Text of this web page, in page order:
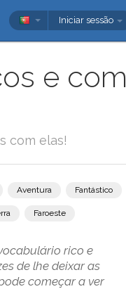
Iniciar sessão
e com
com elas!
Aventura Fantástico
Faroeste
rico e
de lhe deixar as
começar a ver